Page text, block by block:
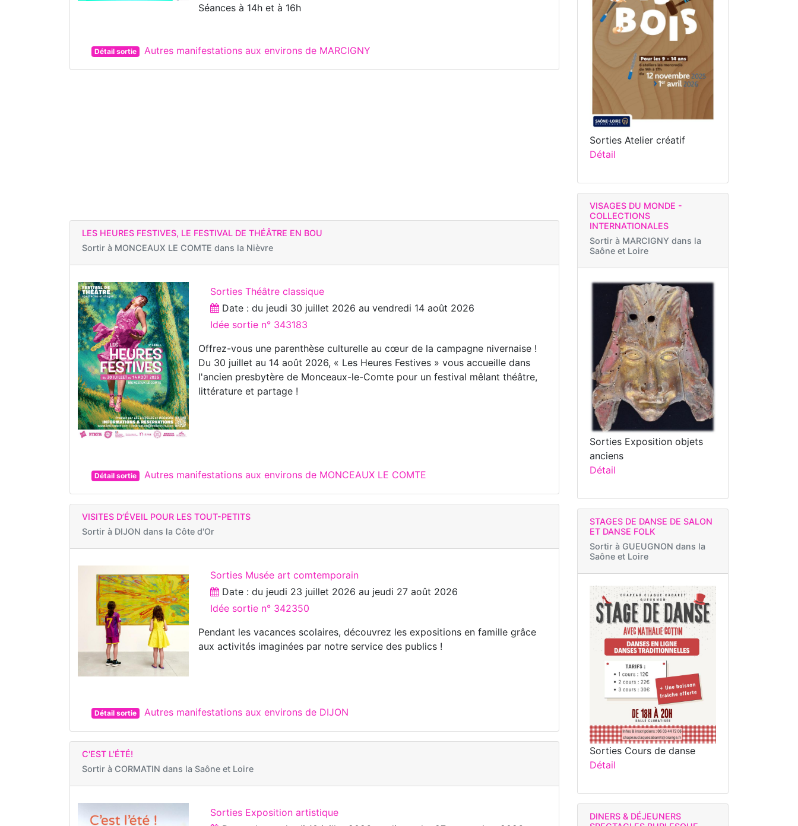
Séances à 14h et à 16h
Détail sortie Autres manifestations aux environs de MARCIGNY
LES HEURES FESTIVES, LE FESTIVAL DE THÉÂTRE EN BOU
Sortir à MONCEAUX LE COMTE dans la Nièvre
Sorties Théâtre classique
Date : du jeudi 30 juillet 2026 auvendredi 14 août 2026
Idée sortie n° 343183
Offrez-vous une parenthèse culturelle au cœur de la campagne nivernaise !
Du 30 juillet au 14 août 2026, « Les Heures Festives » vous accueille dans
l'ancien presbytère de Monceaux-le-Comte pour un festival mêlant théâtre,
littérature et partage !
Détail sortie Autres manifestations aux environs de MONCEAUX LE COMTE
VISITES D’ÉVEIL POUR LES TOUT-PETITS
Sortir à DIJON dans la Côte d'Or
Sorties Musée art comtemporain
Date : du jeudi 23 juillet 2026 au jeudi 27 août 2026
Idée sortie n° 342350
Pendant les vacances scolaires, découvrez les expositions en famille grâce
aux activités imaginées par notre service des publics !
Détail sortie Autres manifestations aux environs de DIJON
C'EST L'ÉTÉ!
Sortir à CORMATIN dans la Saône et Loire
Sorties Exposition artistique
Sorties Atelier créatif
Détail
VISAGES DU MONDE -
COLLECTIONS
INTERNATIONALES
Sortir à MARCIGNY dans la
Saône et Loire
Sorties Exposition objets
anciens
Détail
STAGES DE DANSE DE SALON
ET DANSE FOLK
Sortir à GUEUGNON dans la
Saône et Loire
Sorties Cours de danse
Détail
DINERS & DÉJEUNERS